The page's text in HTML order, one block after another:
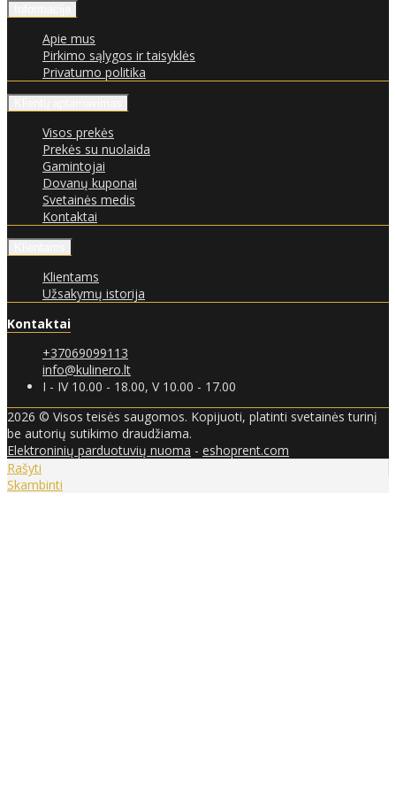
Apie mus
Pirkimo sąlygos ir taisyklės
Privatumo politika
Visos prekės
Prekės su nuolaida
Gamintojai
Dovanų kuponai
Svetainės medis
Kontaktai
Klientams
Užsakymų istorija
Kontaktai
+37069099113
info@kulinero.lt
I - IV 10.00 - 18.00, V 10.00 - 17.00
2026 © Visos teisės saugomos. Kopijuoti, platinti svetainės turinį
be autorių sutikimo draudžiama.
Elektroninių parduotuvių nuoma - eshoprent.com
Rašyti
Skambinti